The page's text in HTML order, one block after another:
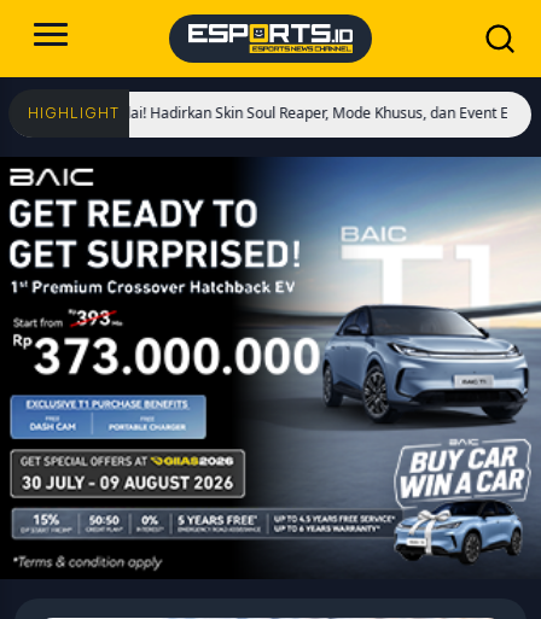
HIGHLIGHT
Dimulai! Hadirkan Skin Soul Reaper, Mode Khusus, dan Event Eksklusif!